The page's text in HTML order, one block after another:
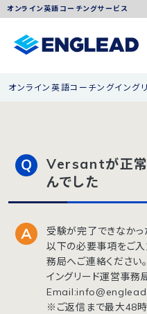
オンライン英語コーチングサービス
オンライン英語コーチングイング
Versantが正常
んでした
受験が完了できなか
以下の必要事項をご入
務局へご連絡ください。
イングリード運営事
※ご返信まで最大48